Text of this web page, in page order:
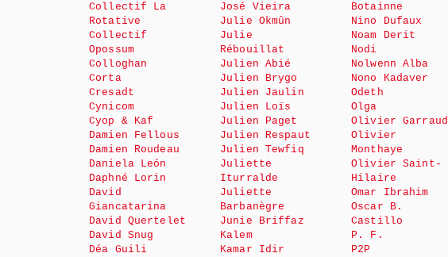
Collectif La
Rotative
Collectif
Opossum
Colloghan
Corta
Cresadt
Cynicom
Cyop & Kaf
Damien Fellous
Damien Roudeau
Daniela León
Daphné Lorin
David
Giancatarina
David Quertelet
David Snug
Déa Guili
José Vieira
Julie Okmûn
Julie
Rébouillat
Julien Abié
Julien Brygo
Julien Jaulin
Julien Loïs
Julien Paget
Julien Respaut
Julien Tewfiq
Juliette
Iturralde
Juliette
Barbanègre
Junie Briffaz
Kalem
Kamar Idir
Botainne
Nino Dufaux
Noam Derit
Nodi
Nolwenn Alba
Nono Kadaver
Odeth
Olga
Olivier Garraud
Olivier
Monthaye
Olivier Saint-
Hilaire
Omar Ibrahim
Oscar B.
Castillo
P. F.
P2P